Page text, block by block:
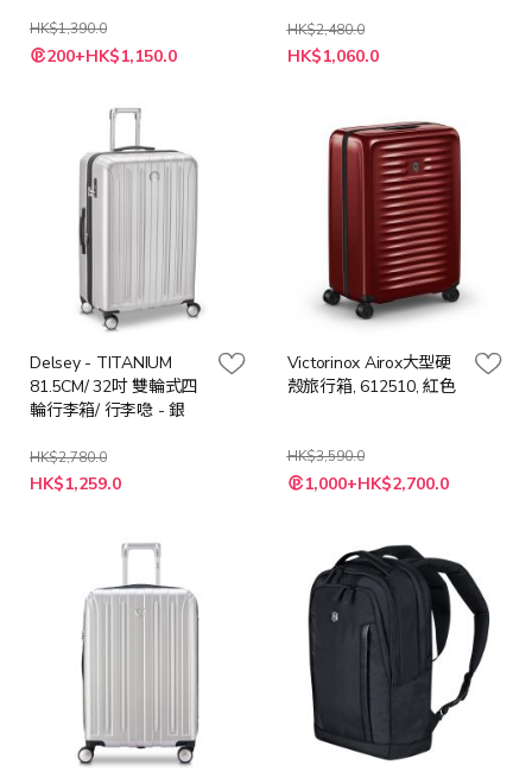
HK$1,390.0
特
殊 200+HK$1,150.0
HK$2,480.0
特
殊
HK$1,060.0
Delsey - TITANIUM
81.5CM/ 32吋 雙輪式四
輪行李箱/ 行李喼 - 銀
HK$2,780.0
特
殊
HK$1,259.0
Victorinox Airox大型硬
殼旅行箱, 612510, 紅色
HK$3,590.0
特
殊 1,000+HK$2,700.0